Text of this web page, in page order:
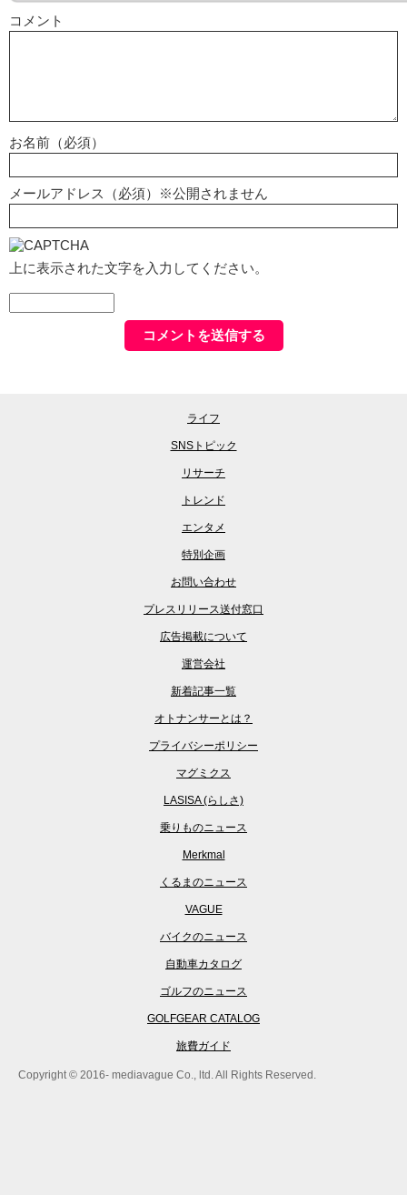
コメント
お名前（必須）
メールアドレス（必須）※公開されません
上に表示された文字を入力してください。
ライフ
SNSトピック
リサーチ
トレンド
エンタメ
特別企画
お問い合わせ
プレスリリース送付窓口
広告掲載について
運営会社
新着記事一覧
オトナンサーとは？
プライバシーポリシー
マグミクス
LASISA (らしさ)
乗りものニュース
Merkmal
くるまのニュース
VAGUE
バイクのニュース
自動車カタログ
ゴルフのニュース
GOLFGEAR CATALOG
旅費ガイド
Copyright © 2016- mediavague Co., ltd. All Rights Reserved.